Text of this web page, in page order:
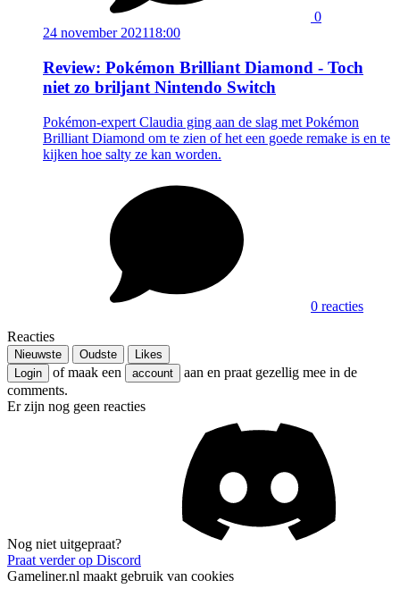
0
24 november 202118:00
Review: Pokémon Brilliant Diamond - Toch
niet zo briljant Nintendo Switch
Pokémon-expert Claudia ging aan de slag met Pokémon
Brilliant Diamond om te zien of het een goede remake is en te
kijken hoe salty ze kan worden.
0 reacties
Reacties
Nieuwste Oudste
Likes
Login
of maak een account
aan en praat gezellig mee in de
comments.
Er zijn nog geen reacties
Nog niet uitgepraat?
Praat verder op Discord
Gameliner.nl maakt gebruik van cookies